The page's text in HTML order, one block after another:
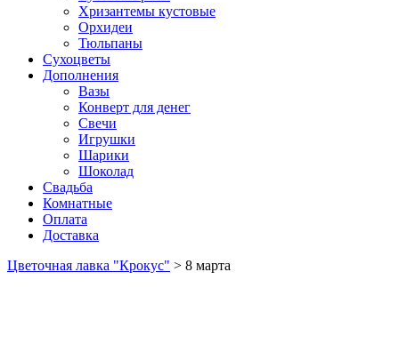
Хризантемы кустовые
Орхидеи
Тюльпаны
Сухоцветы
Дополнения
Вазы
Конверт для денег
Свечи
Игрушки
Шарики
Шоколад
Свадьба
Комнатные
Оплата
Доставка
Цветочная лавка "Крокус" > 8 марта